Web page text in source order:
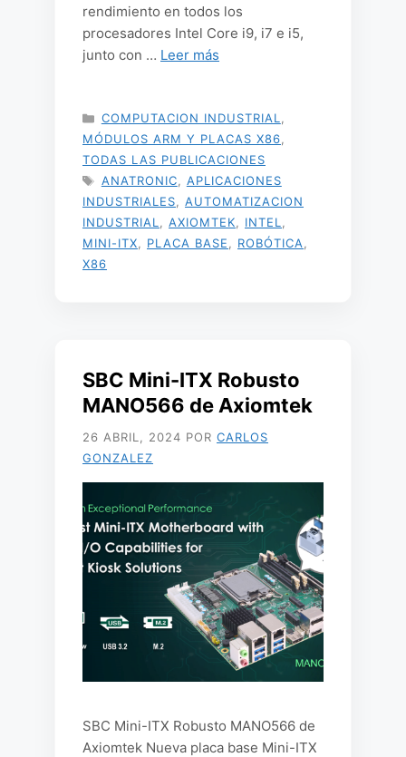
rendimiento en todos los
procesadores Intel Core i9, i7 e i5,
junto con … Leer más
CATEGORÍAS
COMPUTACION INDUSTRIAL
MÓDULOS ARM Y PLACAS X86
TODAS LAS PUBLICACIONES
ETIQUETAS
ANATRONIC
APLICACIONES
INDUSTRIALES
AUTOMATIZACION
INDUSTRIAL
AXIOMTEK INTEL
MINI-ITX
PLACA BASE ROBÓTICA
X86
SBC Mini-ITX Robusto
MANO566 de Axiomtek
26 ABRIL, 2024 POR CARLOS
GONZALEZ
SBC Mini-ITX Robusto MANO566 de
Axiomtek Nueva placa base Mini-ITX